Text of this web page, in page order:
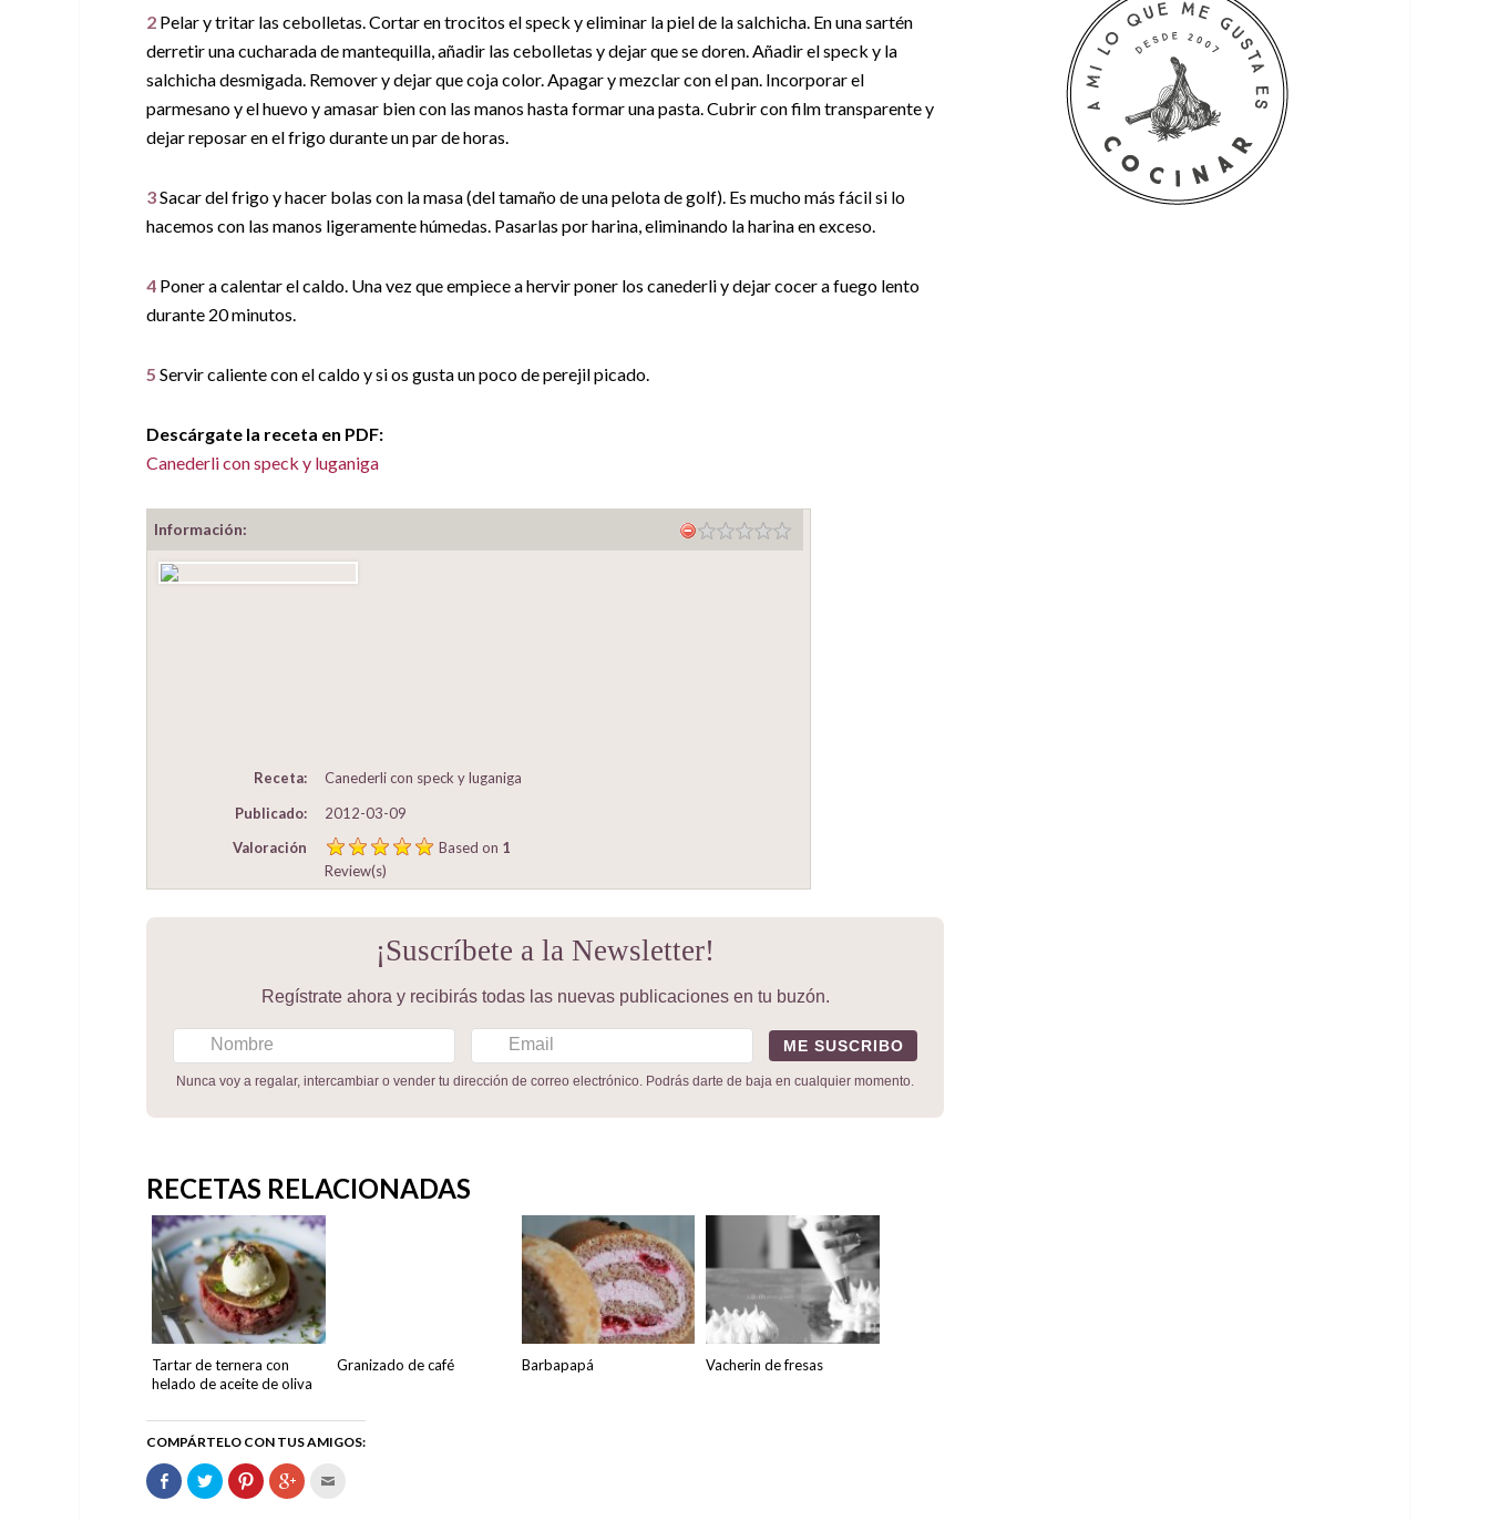
2 Pelar y tritar las cebolletas. Cortar en trocitos el speck y eliminar la piel de la salchicha. En una sartén
derretir una cucharada de mantequilla, añadir las cebolletas y dejar que se doren. Añadir el speck y la
salchicha desmigada. Remover y dejar que coja color. Apagar y mezclar con el pan. Incorporar el
parmesano y el huevo y amasar bien con las manos hasta formar una pasta. Cubrir con film transparente y
dejar reposar en el frigo durante un par de horas.
3Sacar del frigo y hacer bolas con la masa (del tamaño de una pelota de golf). Es mucho más fácil si lo
hacemos con las manos ligeramente húmedas. Pasarlas por harina, eliminando la harina en exceso.
4 Poner a calentar el caldo. Una vez que empiece a hervir poner los canederli y dejar cocer a fuego lento
durante 20 minutos.
5 Servir caliente con el caldo y si os gusta un poco de perejil picado.
Descárgate la receta en PDF:
Canederli con speck y luganiga
Información:
Receta:
Canederli con speck y luganiga
Publicado:
2012-03-09
Valoración
Based on 1
Review(s)
¡Suscríbete a la Newsletter!
Regístrate ahora y recibirás todas las nuevas publicaciones en tu buzón.
Nunca voy a regalar, intercambiar o vender tu dirección de correo electrónico. Podrás darte de baja en cualquier momento.
RECETAS RELACIONADAS
Tartar de ternera con
helado de aceite de oliva
Granizado de café Barbapapá Vacherin de fresas
COMPÁRTELO CON TUS AMIGOS:
Comparte
en
Facebook
Haz
clic
para
Haz
clic
para
Haz
clic